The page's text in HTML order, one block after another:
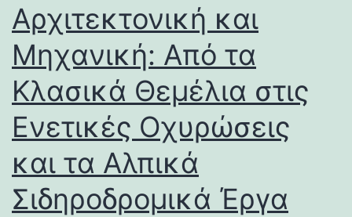
Αρχιτεκτονική και
Μηχανική: Από τα
Κλασικά Θεμέλια στις
Ενετικές Οχυρώσεις
και τα Αλπικά
Σιδηροδρομικά Έργα